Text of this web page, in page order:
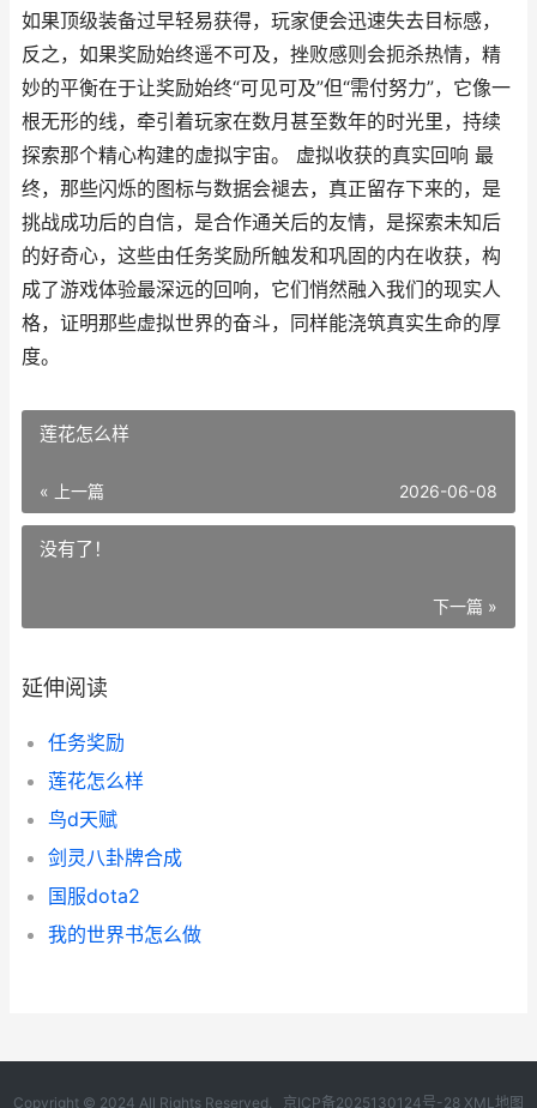
如果顶级装备过早轻易获得，玩家便会迅速失去目标感，
反之，如果奖励始终遥不可及，挫败感则会扼杀热情，精
妙的平衡在于让奖励始终“可见可及”但“需付努力”，它像一
根无形的线，牵引着玩家在数月甚至数年的时光里，持续
探索那个精心构建的虚拟宇宙。 虚拟收获的真实回响 最
终，那些闪烁的图标与数据会褪去，真正留存下来的，是
挑战成功后的自信，是合作通关后的友情，是探索未知后
的好奇心，这些由任务奖励所触发和巩固的内在收获，构
成了游戏体验最深远的回响，它们悄然融入我们的现实人
格，证明那些虚拟世界的奋斗，同样能浇筑真实生命的厚
度。
莲花怎么样
« 上一篇 2026-06-08
没有了！
下一篇 »
延伸阅读
任务奖励
莲花怎么样
鸟d天赋
剑灵八卦牌合成
国服dota2
我的世界书怎么做
Copyright © 2024 All Rights Reserved. 京ICP备2025130124号-28 XML地图